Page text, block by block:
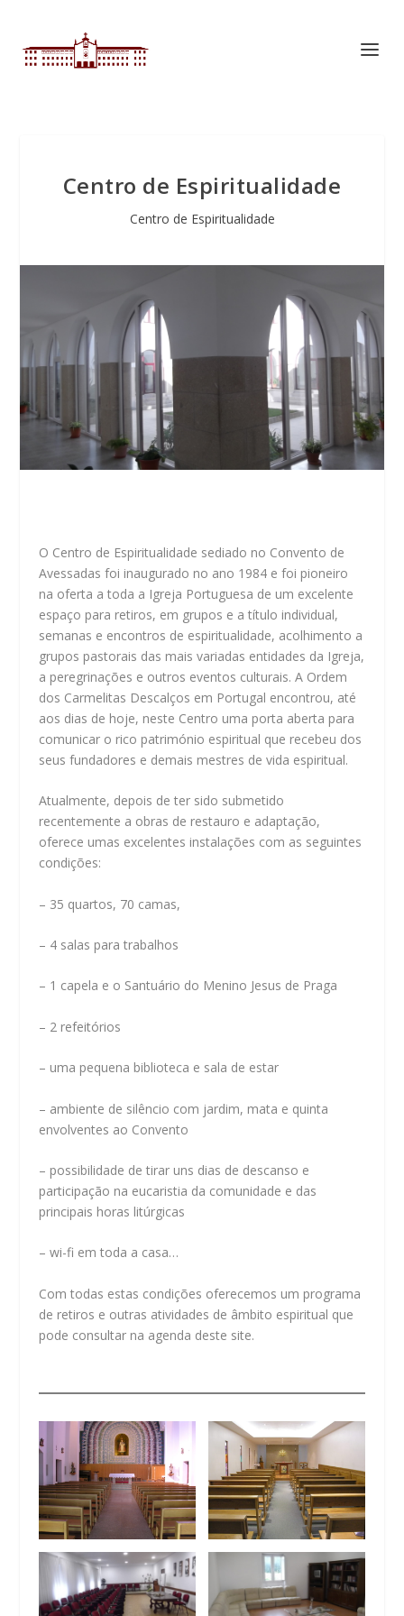
Centro de Espiritualidade
Centro de Espiritualidade
O Centro de Espiritualidade sediado no Convento de
Avessadas foi inaugurado no ano 1984 e foi pioneiro
na oferta a toda a Igreja Portuguesa de um excelente
espaço para retiros, em grupos e a título individual,
semanas e encontros de espiritualidade, acolhimento a
grupos pastorais das mais variadas entidades da Igreja,
a peregrinações e outros eventos culturais. A Ordem
dos Carmelitas Descalços em Portugal encontrou, até
aos dias de hoje, neste Centro uma porta aberta para
comunicar o rico património espiritual que recebeu dos
seus fundadores e demais mestres de vida espiritual.
Atualmente, depois de ter sido submetido
recentemente a obras de restauro e adaptação,
oferece umas excelentes instalações com as seguintes
condições:
– 35 quartos, 70 camas,
– 4 salas para trabalhos
– 1 capela e o Santuário do Menino Jesus de Praga
– 2 refeitórios
– uma pequena biblioteca e sala de estar
– ambiente de silêncio com jardim, mata e quinta
envolventes ao Convento
– possibilidade de tirar uns dias de descanso e
participação na eucaristia da comunidade e das
principais horas litúrgicas
– wi-fi em toda a casa…
Com todas estas condições oferecemos um programa
de retiros e outras atividades de âmbito espiritual que
pode consultar na agenda deste site.